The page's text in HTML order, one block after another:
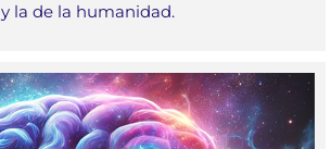
y la de la humanidad.